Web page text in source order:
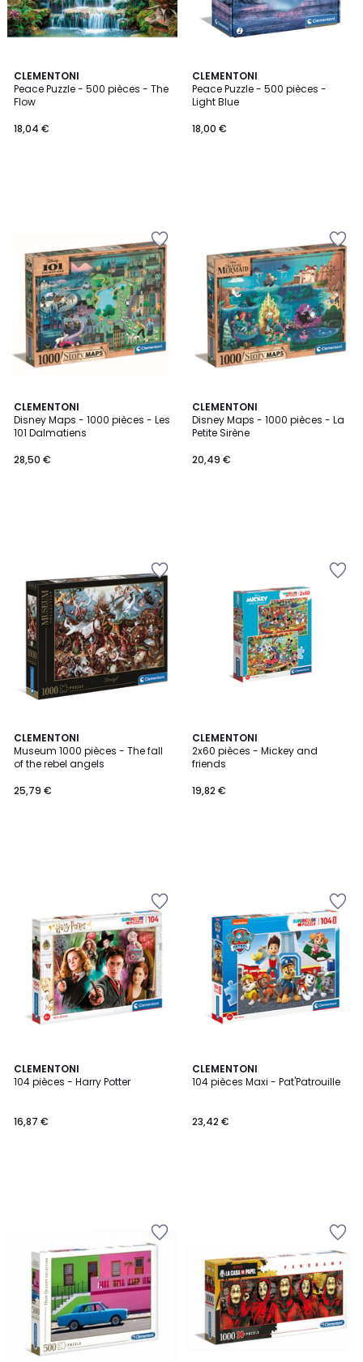
CLEMENTONI
Peace Puzzle - 500 pièces - The
Flow
18,04 €
CLEMENTONI
Peace Puzzle - 500 pièces -
Light Blue
18,00 €
CLEMENTONI
Disney Maps - 1000 pièces - Les
101 Dalmatiens
28,50 €
CLEMENTONI
Disney Maps - 1000 pièces - La
Petite Sirène
20,49 €
CLEMENTONI
Museum 1000 pièces - The fall
of the rebel angels
25,79 €
CLEMENTONI
2x60 pièces - Mickey and
friends
19,82 €
CLEMENTONI
104 pièces - Harry Potter
16,87 €
CLEMENTONI
104 pièces Maxi - Pat'Patrouille
23,42 €